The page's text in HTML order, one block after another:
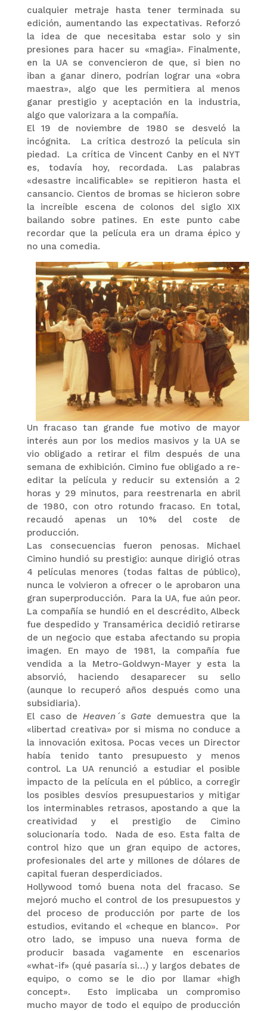
cualquier metraje hasta tener terminada su
edición, aumentando las expectativas. Reforzó
la idea de que necesitaba estar solo y sin
presiones para hacer su «magia». Finalmente,
en la UA se convencieron de que, si bien no
iban a ganar dinero, podrían lograr una «obra
maestra», algo que les permitiera al menos
ganar prestigio y aceptación en la industria,
algo que valorizara a la compañía.
El 19 de noviembre de 1980 se desveló la
incógnita. La crítica destrozó la película sin
piedad. La crítica de Vincent Canby en el NYT
es, todavía hoy, recordada. Las palabras
«desastre incalificable» se repitieron hasta el
cansancio. Cientos de bromas se hicieron sobre
la increíble escena de colonos del siglo XIX
bailando sobre patines. En este punto cabe
recordar que la película era un drama épico y
no una comedia.
Un fracaso tan grande fue motivo de mayor
interés aun por los medios masivos y la UA se
vio obligado a retirar el film después de una
semana de exhibición. Cimino fue obligado a re-
editar la película y reducir su extensión a 2
horas y 29 minutos, para reestrenarla en abril
de 1980, con otro rotundo fracaso. En total,
recaudó apenas un 10% del coste de
producción.
Las consecuencias fueron penosas. Michael
Cimino hundió su prestigio: aunque dirigió otras
4 películas menores (todas faltas de público),
nunca le volvieron a ofrecer o le aprobaron una
gran superproducción. Para la UA, fue aún peor.
La compañía se hundió en el descrédito, Albeck
fue despedido y Transamérica decidió retirarse
de un negocio que estaba afectando su propia
imagen. En mayo de 1981, la compañía fue
vendida a la Metro-Goldwyn-Mayer y esta la
absorvió, haciendo desaparecer su sello
(aunque lo recuperó años después como una
subsidiaria).
El caso de Heaven´s Gate demuestra que la
«libertad creativa» por si misma no conduce a
la innovación exitosa. Pocas veces un Director
había tenido tanto presupuesto y menos
control. La UA renunció a estudiar el posible
impacto de la película en el público, a corregir
los posibles desvíos presupuestarios y mitigar
los interminables retrasos, apostando a que la
creatividad y el prestigio de Cimino
solucionaría todo. Nada de eso. Esta falta de
control hizo que un gran equipo de actores,
profesionales del arte y millones de dólares de
capital fueran desperdiciados.
Hollywood tomó buena nota del fracaso. Se
mejoró mucho el control de los presupuestos y
del proceso de producción por parte de los
estudios, evitando el «cheque en blanco». Por
otro lado, se impuso una nueva forma de
producir basada vagamente en escenarios
«what-if» (qué pasaría si…) y largos debates de
equipo, o como se le dio por llamar «high
concept». Esto implicaba un compromiso
mucho mayor de todo el equipo de producción